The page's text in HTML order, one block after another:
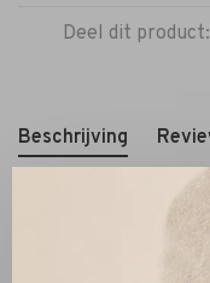
Deel dit product:
Beschrijving
Pantalon
dat moeiteloos